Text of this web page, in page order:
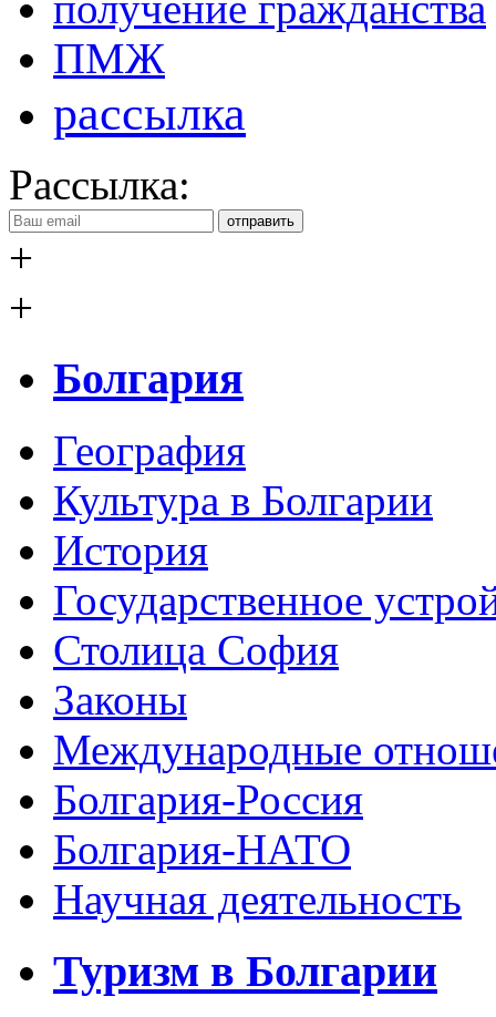
ПМЖ
рассылка
Рассылка:
отправить
+
+
Болгария
География
Культура в Болгарии
История
Государственное
Столица София
Законы
Международные
Болгария-Россия
Болгария-НАТО
Научная деятельность
Туризм в Болгарии